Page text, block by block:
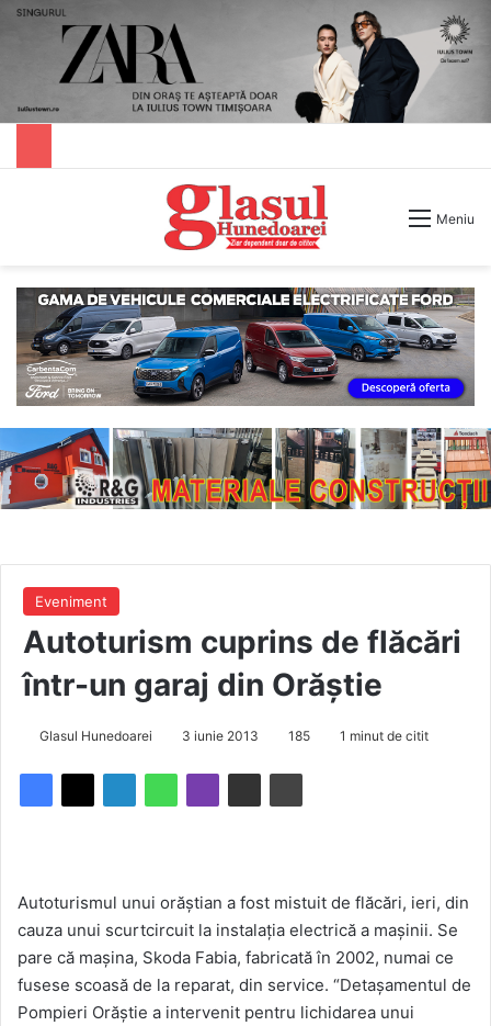
Meniu
Eveniment
Autoturism cuprins de flăcări
într-un garaj din Orăştie
Glasul Hunedoarei 3 iunie 2013 185 1 minut de citit
Autoturismul unui orăş­tian a fost mistuit de flăcări, ieri, din
cauza unui scurtcircuit la instalaţia electrică a maşinii. Se
pare că maşina, Skoda Fabia, fabricată în 2002, numai ce
fusese scoasă de la reparat, din service. “Detaşamentul de
Pompieri Orăştie a intervenit pentru lichidarea unui